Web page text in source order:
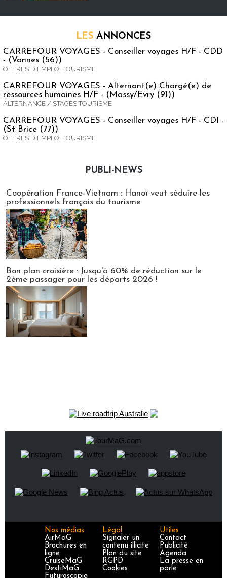
LES ANNONCES
CARREFOUR VOYAGES - Conseiller voyages H/F - CDD
- (Vannes (56))
OFFRES D'EMPLOI TOURISME
CARREFOUR VOYAGES - Alternant(e) Chargé(e) de
ressources humaines H/F - (Massy/Evry (91))
ALTERNANCE / STAGES TOURISME
CARREFOUR VOYAGES - Conseiller voyages H/F - CDI -
(St Brice (77))
OFFRES D'EMPLOI TOURISME
PUBLI-NEWS
Coopération France-Vietnam : Hanoï veut séduire les
professionnels français du tourisme
Bon plan croisière : Jusqu'à 60% de réduction sur le
2ème passager pour les départs 2026 !
Nos médias
AirMaG
Brochures en
ligne
CruiseMaG
DestiMaG
Futuroscopie
Légal
Signaler un
contenu illicite
Plan du site
RGPD
Cookies
Utiles
Contact
Publicité
Agenda
La presse en
parle